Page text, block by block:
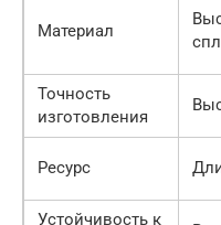
Материал
Точность
изготовления
Ресурс
Устойчивость к